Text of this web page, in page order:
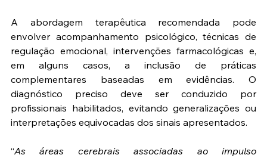
A abordagem terapêutica recomendada pode
envolver acompanhamento psicológico, técnicas de
regulação emocional, intervenções farmacológicas e,
em alguns casos, a inclusão de práticas
complementares baseadas em evidências. O
diagnóstico preciso deve ser conduzido por
profissionais habilitados, evitando generalizações ou
interpretações equivocadas dos sinais apresentados.
“As áreas cerebrais associadas ao impulso